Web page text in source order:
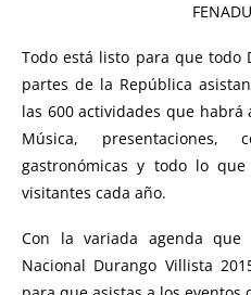
Todo está listo para que todo
partes de la República
las 600 actividades que
Música, presentaciones,
gastronómicas y todo lo
visitantes cada año.
Con la variada agenda
Nacional Durango Villista